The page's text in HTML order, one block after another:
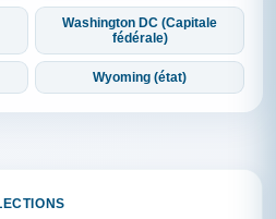
Washington DC (Capitale
fédérale)
Wyoming (état)